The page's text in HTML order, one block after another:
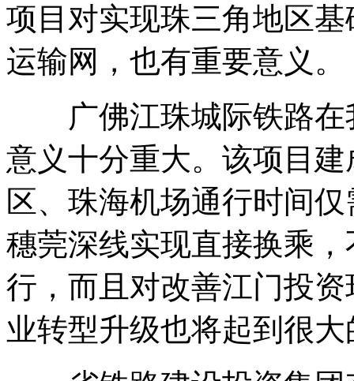
项目对实现珠三角地区
运输网，也有重要意义。
广佛江珠城际铁路在
意义十分重大。该项目
区、珠海机场通行时间
穗莞深线实现直接换乘
行，而且对改善江门投
业转型升级也将起到很